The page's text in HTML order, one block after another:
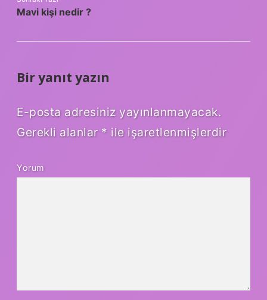
Mavi kişi nedir ?
Bir yanıt yazın
E-posta adresiniz yayınlanmayacak.
Gerekli alanlar * ile işaretlenmişlerdir
Yorum